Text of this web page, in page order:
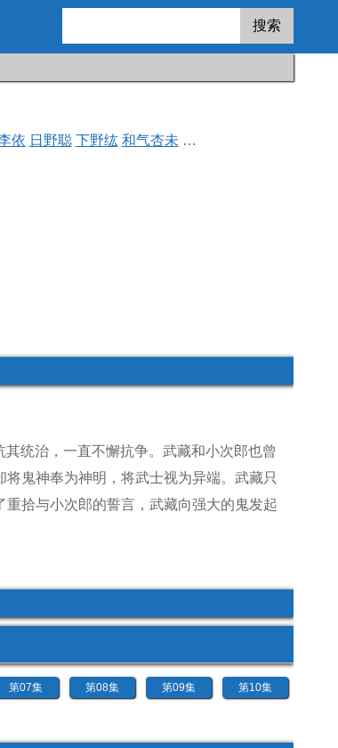
搜索
依 日野聪 下野纮 和气杏未 羽多野涉
其统治，一直不懈抗争。武藏和小次郎也曾
鬼神奉为神明，将武士视为异端。武藏只
拾与小次郎的誓言，武藏向强大的鬼发起
第07集 第08集 第09集 第10集